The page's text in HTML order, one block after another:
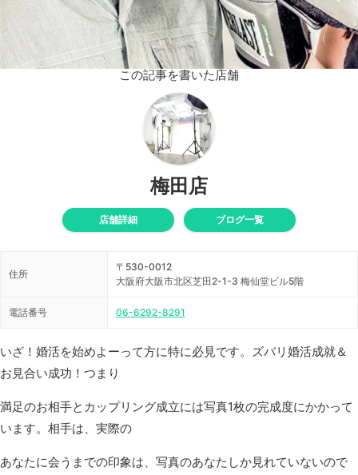
この記事を書いた店舗
梅田店
店舗詳細 ブログ一覧
住所
〒530-0012
大阪府大阪市北区芝田2-1-3 梅仙堂ビル5階
電話番号 06-6292-8291
いざ！婚活を始めよーって方に特に必見です。ズバリ婚活成就＆
お見合い成功！つまり
満足のお相手とカップリング成立には写真1枚の完成度にかかって
います。相手は、実際の
あなたに会うまでの印象は、写真のあなたしか見れていないので